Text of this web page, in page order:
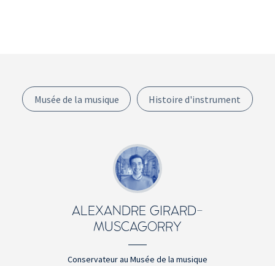
Musée de la musique Histoire d'instrument
ALEXANDRE GIRARD-
MUSCAGORRY
Conservateur au Musée de la musique